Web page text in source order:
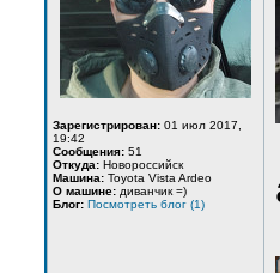
Зарегистрирован: 01 июл 2017,
19:42
Сообщения: 51
Откуда: Новороссийск
Машина: Toyota Vista Ardeo
О машине: диванчик =)
Блог: Посмотреть блог (1)